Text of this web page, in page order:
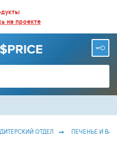
В МАГАЗИНАХ.
ЦЕН.
на проекте
ОТДЕЛ ПЕЧЕНЬЕ И